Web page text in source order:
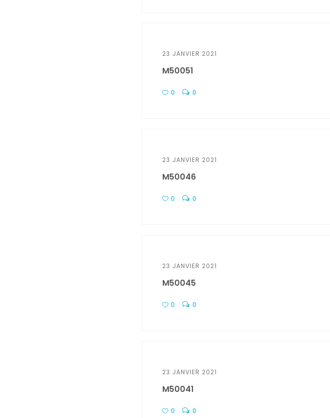
23 JANVIER 2021
M50051
0 0
23 JANVIER 2021
M50046
0 0
23 JANVIER 2021
M50045
0 0
23 JANVIER 2021
M50041
0 0